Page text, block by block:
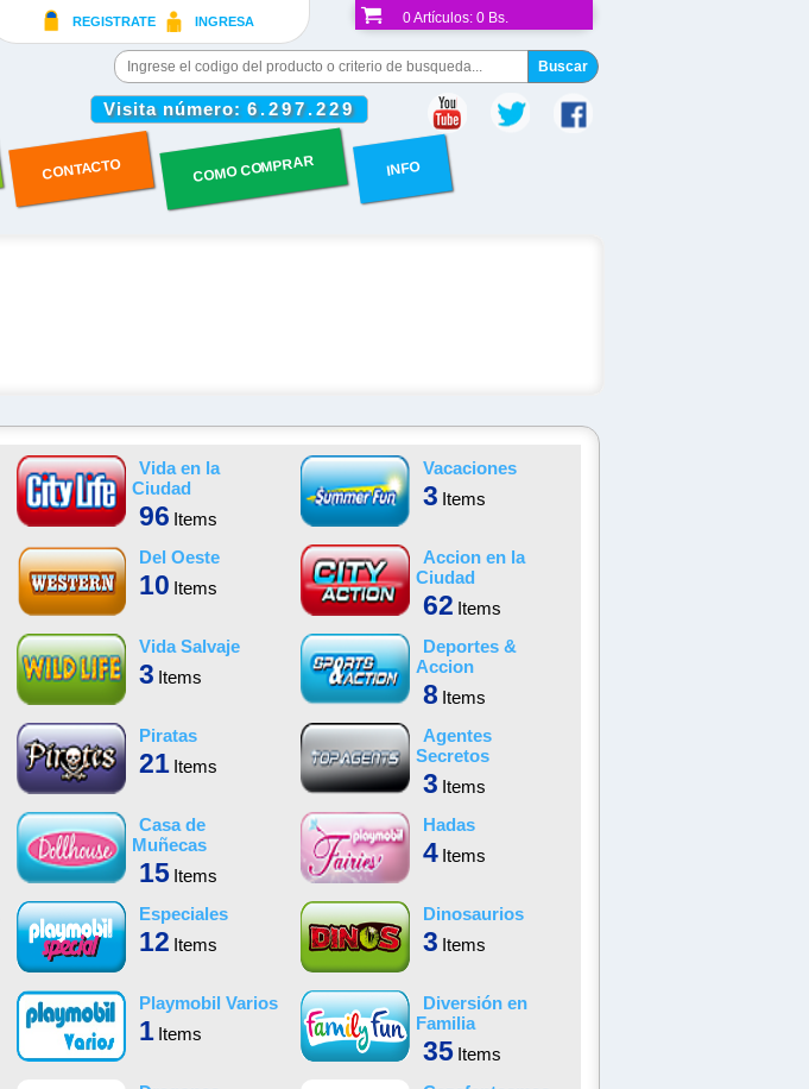
REGISTRATE INGRESA 0Artículos: 0 Bs.
CONTACTO COMO COMPRAR INFO
Visita número: 6.297.229
Vida en la
Ciudad
96 Items
Vacaciones
3 Items
Del Oeste
10 Items
Accion en la
Ciudad
62 Items
Vida Salvaje
3 Items
Deportes &
Accion
8 Items
Piratas
21 Items
Agentes
Secretos
3 Items
Casa de
Muñecas
15 Items
Hadas
4 Items
Especiales
12 Items
Dinosaurios
3 Items
Playmobil Varios
1 Items
Diversión en
Familia
35 Items